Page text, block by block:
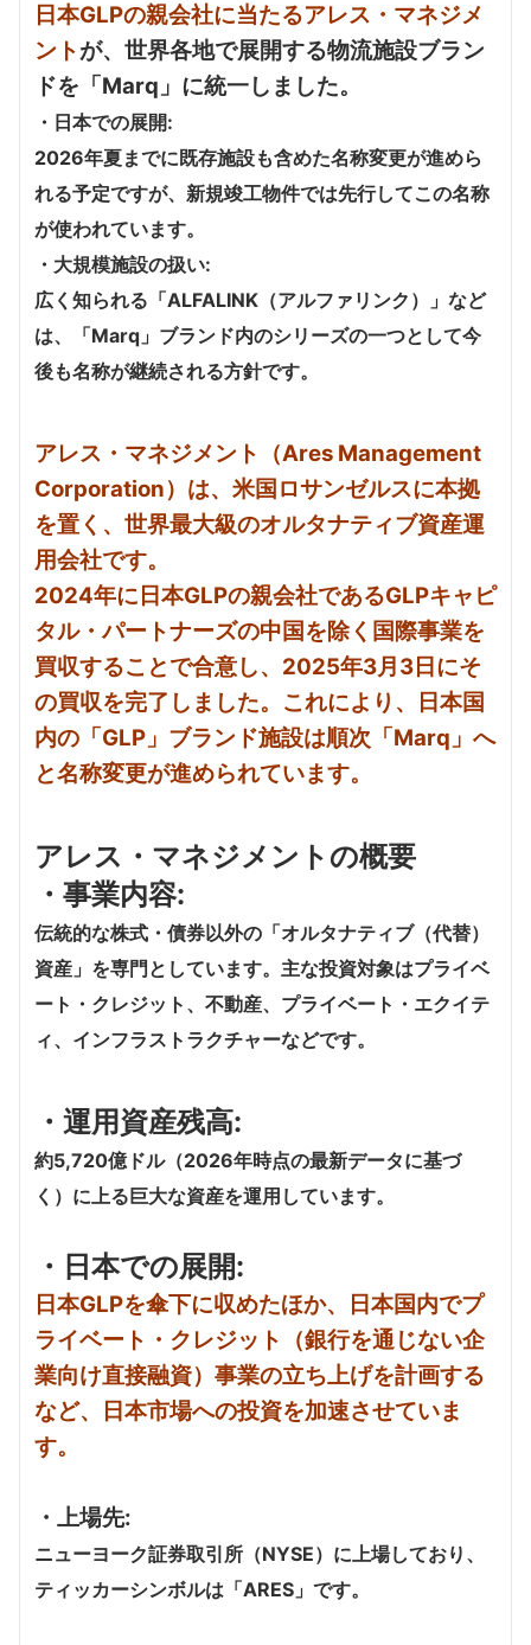
日本GLPの親会社に当たるアレス・マネジメ
ントが、世界各地で展開する物流施設ブラン
ドを「Marq」に統一しました。
・日本での展開:
2026年夏までに既存施設も含めた名称変更が進めら
れる予定ですが、新規竣工物件では先行してこの名称
が使われています。
・大規模施設の扱い:
広く知られる「ALFALINK（アルファリンク）」など
は、「Marq」ブランド内のシリーズの一つとして今
後も名称が継続される方針です。
アレス・マネジメント（Ares Management
Corporation）は、米国ロサンゼルスに本拠
を置く、世界最大級のオルタナティブ資産運
用会社です。
2024年に日本GLPの親会社であるGLPキャピ
タル・パートナーズの中国を除く国際事業を
買収することで合意し、2025年3月3日にそ
の買収を完了しました。これにより、日本国
内の「GLP」ブランド施設は順次「Marq」へ
と名称変更が進められています。
アレス・マネジメントの概要
・事業内容:
伝統的な株式・債券以外の「オルタナティブ（代替）
資産」を専門としています。主な投資対象はプライベ
ート・クレジット、不動産、プライベート・エクイテ
ィ、インフラストラクチャーなどです。
・運用資産残高:
約5,720億ドル（2026年時点の最新データに基づ
く）に上る巨大な資産を運用しています。
・日本での展開:
日本GLPを傘下に収めたほか、日本国内でプ
ライベート・クレジット（銀行を通じない企
業向け直接融資）事業の立ち上げを計画する
など、日本市場への投資を加速させていま
す。
・上場先:
ニューヨーク証券取引所（NYSE）に上場しており、
ティッカーシンボルは「ARES」です。